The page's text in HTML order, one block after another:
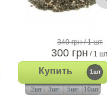
340 грн/ 1 шт
300 грн / 1
Купить 1шт
2шт 3шт 5шт 10шт